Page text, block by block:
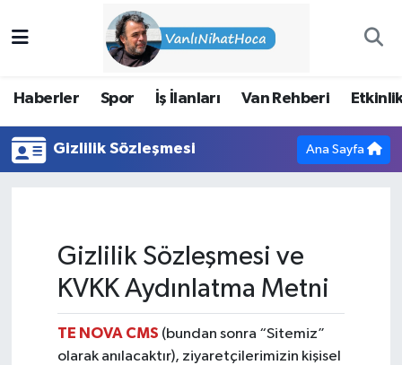
Haberler Spor İş İlanları Van Rehberi
Gizlilik Sözleşmesi Ana Sayfa
Gizlilik Sözleşmesi ve
KVKK Aydınlatma Metni
TE NOVA CMS (bundan sonra “Sitemiz”
olarak anılacaktır), ziyaretçilerimizin kişisel
Etkinlikler
Köşe Yazıları
Hakkımda
İpekyolu Nöbetçi Eczaneler
İpekyolu Trafik Yoğunluk Haritası
Tüm Manşetler
Son Dakika Haberleri
Haber Arşivi